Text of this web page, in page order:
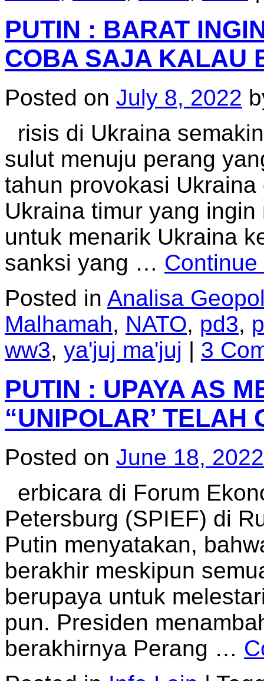
PUTIN : BARAT
COBA SAJA KALAU
Posted on July 8, 2022
risis di Ukraina
sulut menuju perang
tahun provokasi
Ukraina timur yang
untuk menarik Ukraina
sanksi yang …
Posted in Analisa
Malhamah, NATO, pd3,
ww3, ya'juj ma'juj | 3
PUTIN : UPAYA AS
“UNIPOLAR’ TELAH
Posted on June 18, 2022
erbicara di Forum
Petersburg (SPIEF) di
Putin menyatakan,
berakhir meskipun
berupaya untuk
pun. Presiden
berakhirnya Perang …